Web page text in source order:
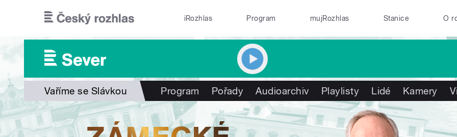
iRozhlas Program mujRozhlas Stanice O
Vaříme se Slávkou Program Pořady Audioarchiv Playlisty Lidé Kamery